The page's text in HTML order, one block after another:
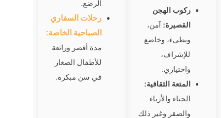
ركوب الهجن
القصيرة: آمن،
وبطيء، وخاضع
للإشراف،
واختياري.
المتعة الثقافية:
الحناء والأزياء
والصقر وغير ذلك
الرضع.
رحلات السفاري
الصباحية الخاصة:
مدة أقصر ورائعة
للأطفال الصغار
في سن مبكرة.